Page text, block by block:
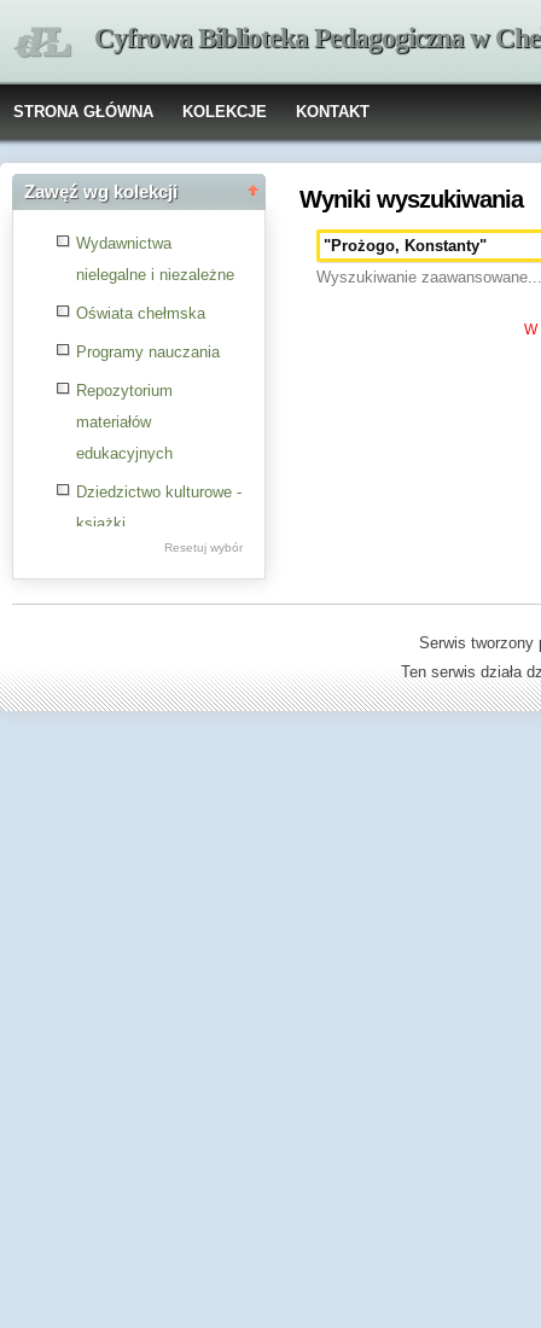
Cyfrowa Biblioteka Pedagogiczna w
STRONA GŁÓWNA KOLEKCJE KONTAKT
Zawęź wg kolekcji
Wydawnictwa
nielegalne i niezależne
Oświata chełmska
Programy nauczania
Repozytorium
materiałów
edukacyjnych
Dziedzictwo kulturowe -
książki
Resetuj wybór
Wyniki wyszukiwania
Wyszukiwanie zaawansowane...
W
Serwis
Ten serwis działa